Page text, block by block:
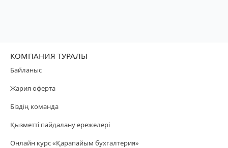
КОМПАНИЯ ТУРАЛЫ
Байланыс
Жария оферта
Біздің команда
Қызметті пайдалану ережелері
Онлайн курс «Қарапайым бухгалтерия»